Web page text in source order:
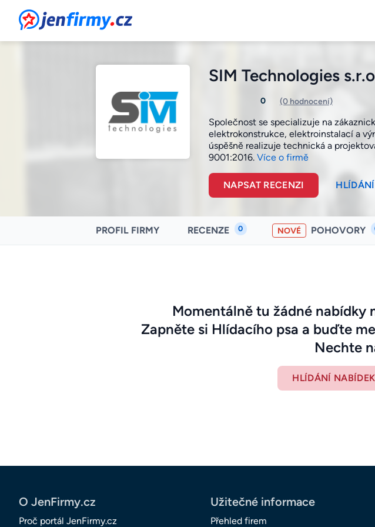
JenFirmy.cz
SIM Technologies
0 (0 hodnocení)
Společnost se specializuje na
elektrokonstrukce, elektroinstalací a
úspěšně realizuje technická a
9001:2016. Více o firmě
NAPSAT RECENZI
PROFIL FIRMY RECENZE 0 NOVÉ POHOVORY
Momentálně tu žádné nabídky
Zapněte si Hlídacího psa a buďte
Nechte
HLÍDÁNÍ NABÍDEK
O JenFirmy.cz
Proč portál JenFirmy.cz
Užitečné informace
Přehled firem